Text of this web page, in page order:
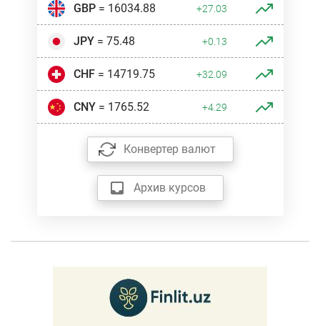
GBP= 16034.88 +27.03
JPY= 75.48 +0.13
CHF= 14719.75 +32.09
CNY= 1765.52 +4.29
Конвертер валют
Архив курсов